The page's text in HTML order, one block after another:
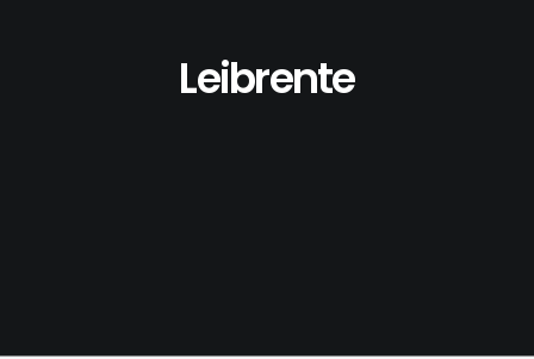
Leibrente